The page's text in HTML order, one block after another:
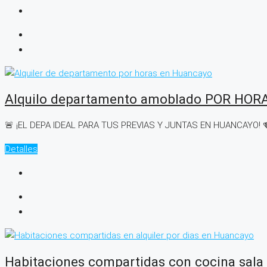
Alquilo departamento amoblado POR
🚨 ¡EL DEPA IDEAL PARA TUS PREVIAS Y JUNTAS EN HUANCAYO!
Detalles
Habitaciones compartidas con cocina sala